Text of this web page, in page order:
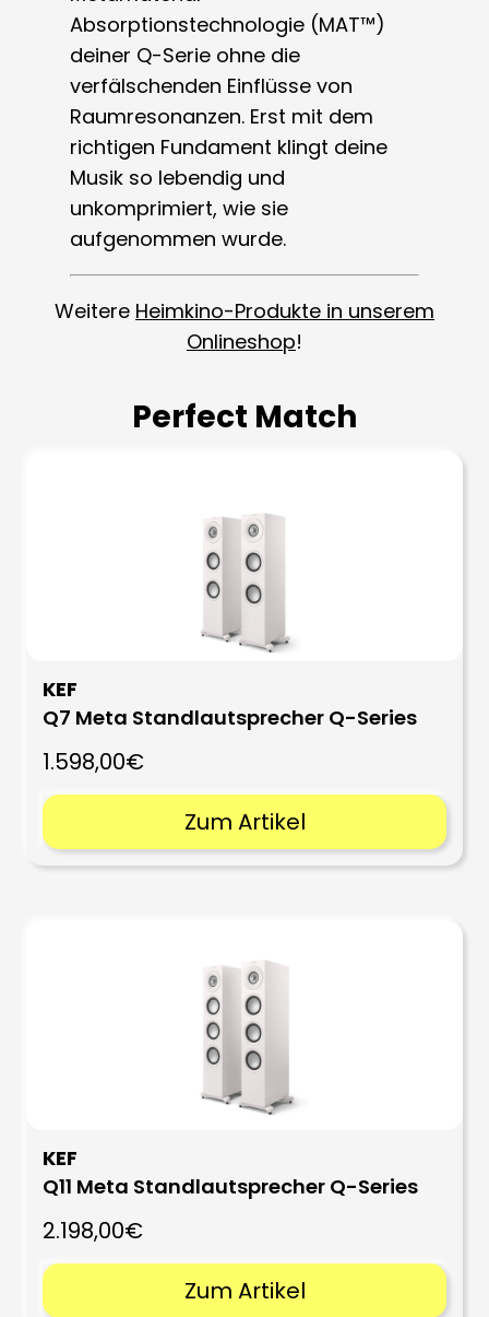
Absorptionstechnologie (MAT™)
deiner Q-Serie ohne die
verfälschenden Einflüsse von
Raumresonanzen. Erst mit dem
richtigen Fundament klingt deine
Musik so lebendig und
unkomprimiert, wie sie
aufgenommen wurde.
Weitere Heimkino-Produkte in unserem
Onlineshop!
Perfect Match
KEF
Q7 Meta Standlautsprecher Q-Series
1.598,00€
Zum Artikel
KEF
Q11 Meta Standlautsprecher Q-Series
2.198,00€
Zum Artikel